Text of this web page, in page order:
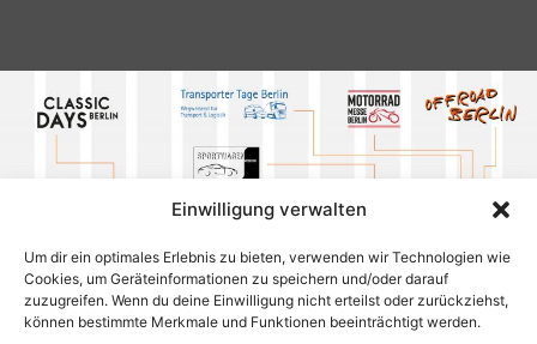
Einwilligung verwalten
Um dir ein optimales Erlebnis zu bieten, verwenden wir Technologien wie
Cookies, um Geräteinformationen zu speichern und/oder darauf
zuzugreifen. Wenn du deine Einwilligung nicht erteilst oder zurückziehst,
können bestimmte Merkmale und Funktionen beeinträchtigt werden.